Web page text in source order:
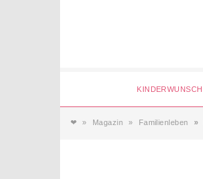
KINDERWUNSCH
❤ Magazin Familienleben